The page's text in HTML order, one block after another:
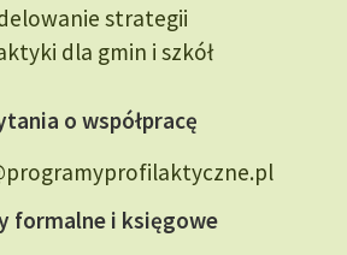
strategii
dla gmin i szkół
o współpracę
formalne i księgowe